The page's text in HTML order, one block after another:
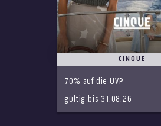
CINQUE
70% auf die UVP
gültig bis 31.08.26